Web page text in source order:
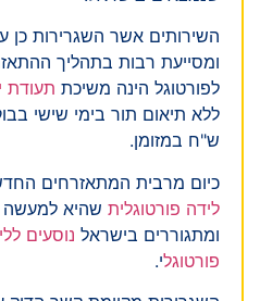
השירותים אשר השגרירות כן
ומסייעת רבות בתהליך
לפורטוגל הינה משיכת תעודת
ש"ח במזומן.
כיום מרבית המתאזרחים
לידה פורטוגלית שהיא למעשה
ומתגוררים בישראל נוסעים
פורטוגלי.